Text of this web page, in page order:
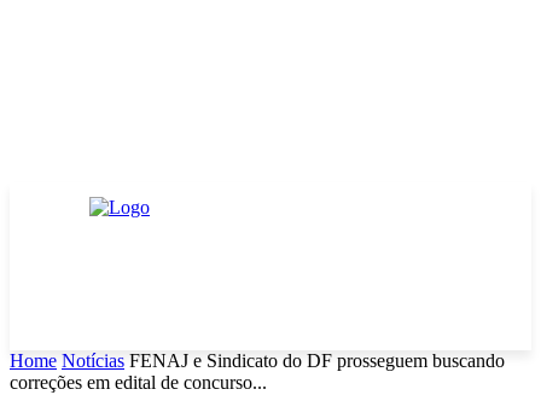
Home Notícias FENAJ e Sindicato do DF prosseguem buscando
correções em edital de concurso...